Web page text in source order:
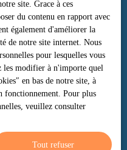
site. Grace à ces
du contenu en rapport avec
également d'améliorer la
de notre site internet. Nous
pour lesquelles vous
les modifier à n'importe quel
en bas de notre site, à
fonctionnement. Pour plus
veuillez consulter
Tout refuser